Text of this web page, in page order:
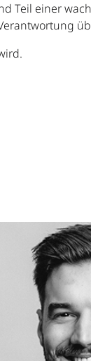
Teil einer